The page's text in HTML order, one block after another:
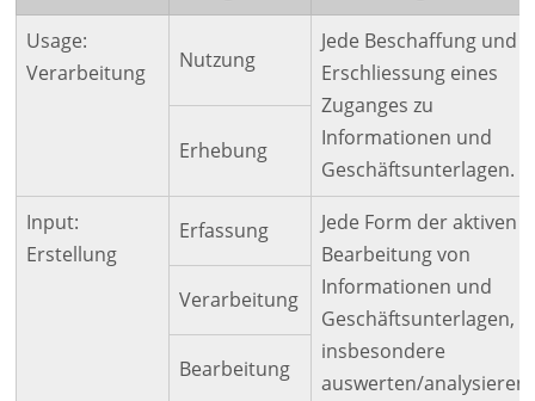
Usage:
Verarbeitung
Nutzung
Jede Beschaffung und
Erschliessung eines
Zuganges zu
Informationen und
Geschäftsunterlagen.
Erhebung
Input:
Erstellung
Erfassung
Jede Form der aktiven
Bearbeitung von
Informationen und
Geschäftsunterlagen,
insbesondere
auswerten/analysieren
Verarbeitung
Bearbeitung